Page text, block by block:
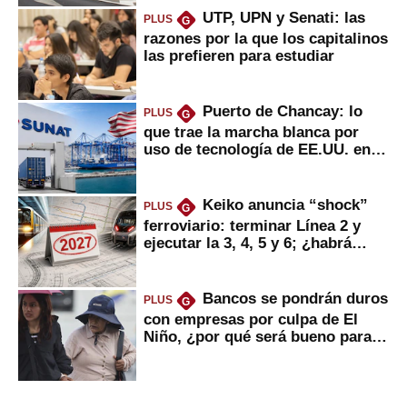
PLUS G
UTP, UPN y Senati: las
razones por la que los capitalinos
las prefieren para estudiar
PLUS G
Puerto de Chancay: lo
que trae la marcha blanca por
uso de tecnología de EE.UU. en
PLUS G
Keiko anuncia “shock”
ferroviario: terminar Línea 2 y
ejecutar la 3, 4, 5 y 6; ¿habrá
PLUS G
Bancos se pondrán duros
con empresas por culpa de El
Niño, ¿por qué será bueno para